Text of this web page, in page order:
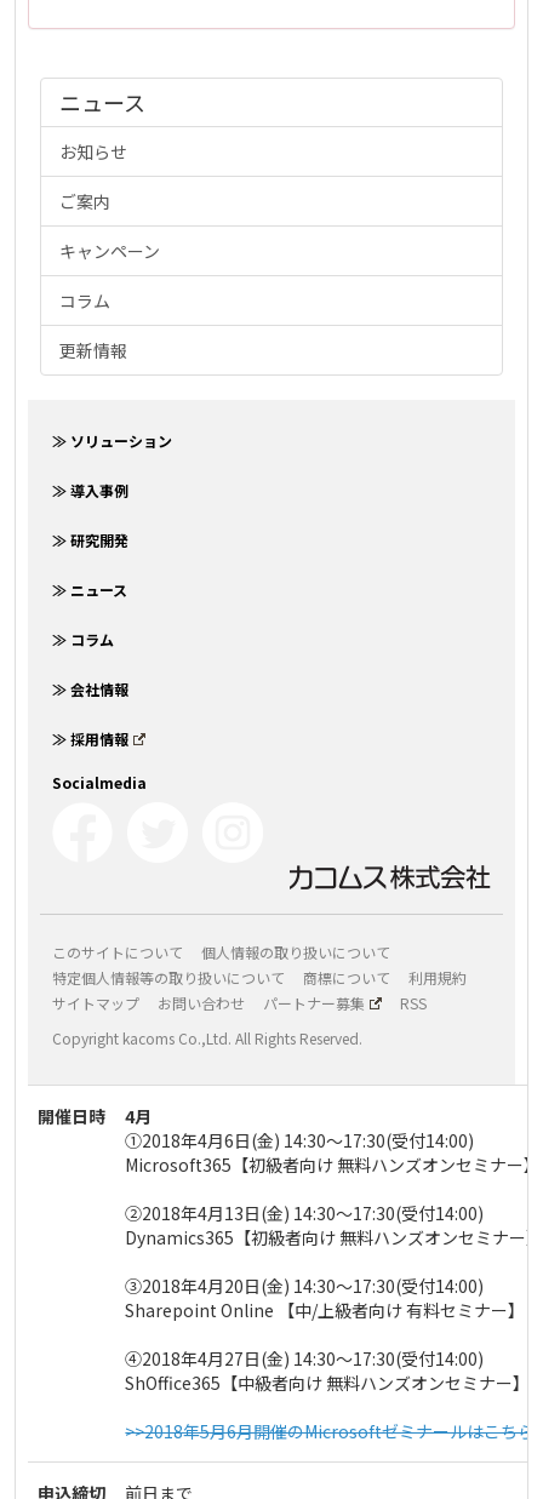
ニュース
お知らせ
ご案内
キャンペーン
コラム
更新情報
≫ ソリューション
≫ 導入事例
≫ 研究開発
≫ ニュース
≫ コラム
≫ 会社情報
≫ 採用情報
Socialmedia
このサイトについて
個人情報の取り扱いについて
特定個人情報等の取り扱いについて
商標について
利用規約
サイトマップ
お問い合わせ パートナー募集
RSS
Copyright kacoms Co.,Ltd. All Rights Reserved.
開催日時
4月
①2018年4月6日(金) 14:30～17:30(受付14:00)
Microsoft365【初級者向け 無料ハンズオンセミナー
②2018年4月13日(金) 14:30～17:30(受付14:00)
Dynamics365【初級者向け 無料ハンズオンセミナー
③2018年4月20日(金) 14:30～17:30(受付14:00)
Sharepoint Online 【中/上級者向け 有料セミナー】
④2018年4月27日(金) 14:30～17:30(受付14:00)
ShOffice365【中級者向け 無料ハンズオンセミナー】
>>2018年5月6月開催のMicrosoftゼミナールはこちら
申込締切 前日まで